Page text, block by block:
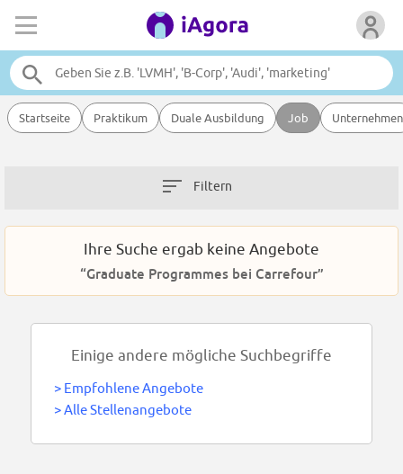
Startseite Praktikum Duale Ausbildung Job Unternehmen
Filtern
Ihre Suche ergab keine Angebote
“Graduate Programmes bei Carrefour”
Einige andere mögliche Suchbegriffe
> Empfohlene Angebote
>Alle Stellenangebote